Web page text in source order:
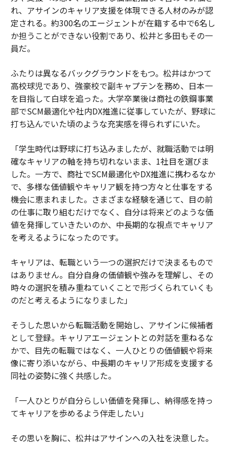
れ、アサインのキャリア支援を体現できる人材のみが認
定される。約300名のエージェントが在籍する中で6名し
か担うことができない役割であり、松井と多田もその一
員だ。
ふたりは異なるバックグラウンドをもつ。松井はかつて
高校球児であり、強豪校で副キャプテンを務め、日本一
を目指して白球を追った。大学卒業後は商社の鉄鋼事業
部でSCM最適化や社内DX推進に従事していたが、野球に
打ち込んでいた頃のような充実感を得られずにいた。
「学生時代は野球に打ち込みましたが、就職活動では明
確なキャリアの軸を持ち切れないまま、1社目を選びま
した。一方で、商社でSCM最適化やDX推進に携わるなか
で、多様な価値観やキャリア観を持つ方々と仕事をする
機会に恵まれました。さまざまな経験を通じて、目の前
の仕事に取り組むだけでなく、自分は将来どのような価
値を発揮していきたいのか、中長期的な視点でキャリア
を考えるようになったのです。
キャリアは、転職という一つの選択だけで決まるもので
はありません。自分自身の価値観や強みを理解し、その
時々の選択を積み重ねていくことで形づくられていくも
のだと考えるようになりました」
そうした思いから転職活動を開始し、アサインに候補者
として登録。キャリアエージェントとの対話を重ねるな
かで、目先の転職ではなく、一人ひとりの価値観や将来
像に寄り添いながら、中長期のキャリア形成を支援する
同社の姿勢に強く共感した。
「一人ひとりが自分らしい価値を発揮し、納得感を持っ
てキャリアを歩めるよう伴走したい」
その思いを胸に、松井はアサインへの入社を決意した。